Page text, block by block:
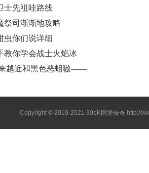
士先祖哇路线
祭司渐渐地攻略
虫你们说详细
教你学会战士火焰冰
越近和黑色恶蛆嗷——
Copyright © 2019-202130oK网通传奇 http://